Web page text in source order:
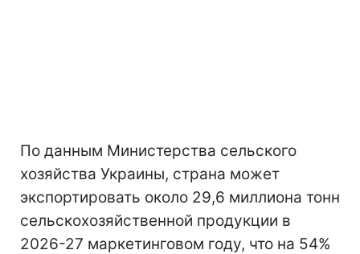
По данным Министерства сельского
хозяйства Украины, страна может
экспортировать около 29,6 миллиона тонн
сельскохозяйственной продукции в
2026-27 маркетинговом году, что на 54%